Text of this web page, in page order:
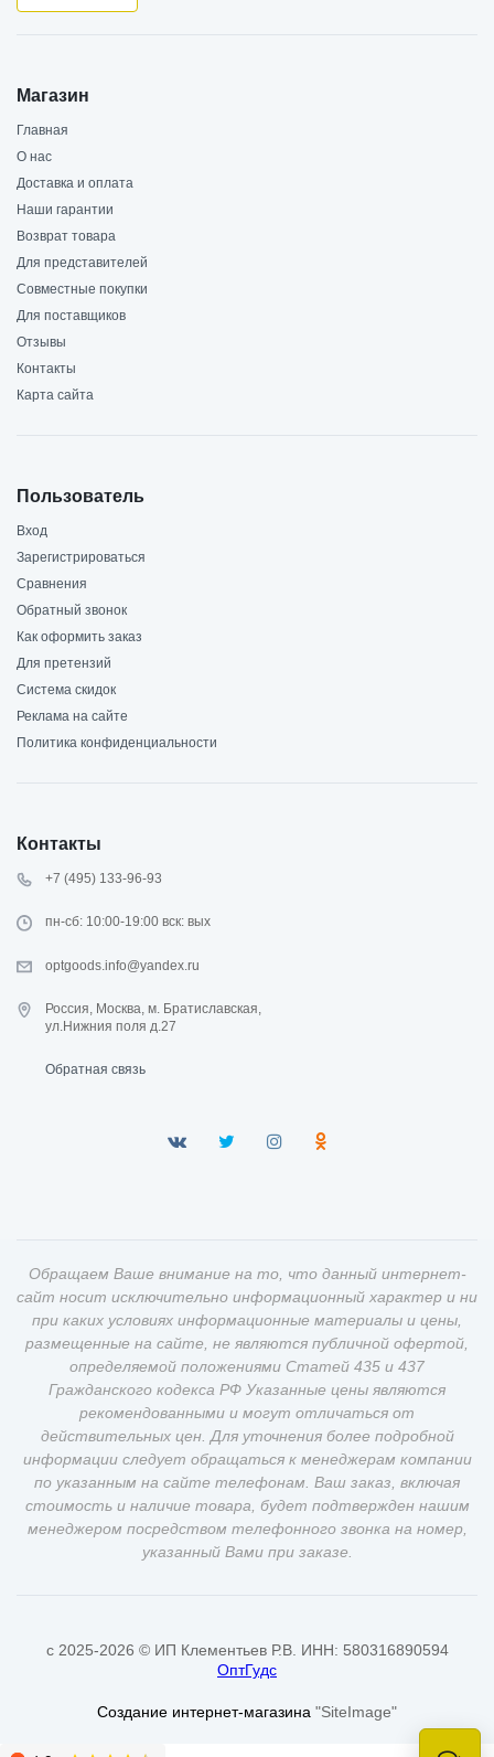
Магазин
Главная
О нас
Доставка и оплата
Наши гарантии
Возврат товара
Для представителей
Совместные покупки
Для поставщиков
Отзывы
Контакты
Карта сайта
Пользователь
Вход
Зарегистрироваться
Сравнения
Обратный звонок
Как оформить заказ
Для претензий
Система скидок
Реклама на сайте
Политика конфиденциальности
Контакты
+7 (495) 133-96-93
пн-сб: 10:00-19:00 вск: вых
optgoods.info@yandex.ru
Россия, Москва, м. Братиславская,
ул.Нижния поля д.27
Обратная связь
Обращаем Ваше внимание на то, что данный интернет-
сайт носит исключительно информационный характер и ни
при каких условиях информационные материалы и цены,
размещенные на сайте, не являются публичной офертой,
определяемой положениями Статей 435 и 437
Гражданского кодекса РФ Указанные цены являются
рекомендованными и могут отличаться от
действительных цен. Для уточнения более подробной
информации следует обращаться к менеджерам компании
по указанным на сайте телефонам. Ваш заказ, включая
стоимость и наличие товара, будет подтвержден нашим
менеджером посредством телефонного звонка на номер,
указанный Вами при заказе.
c 2025-2026 © ИП Клементьев Р.В. ИНН: 580316890594
ОптГудс
Создание интернет-магазина "SiteImage"